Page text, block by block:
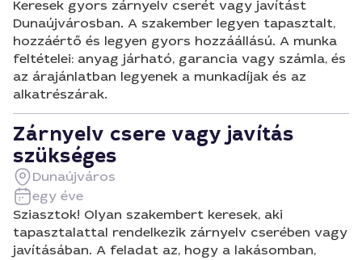
Keresek gyors zárnyelv cserét vagy javítást
Dunaújvárosban. A szakember legyen tapasztalt,
hozzáértő és legyen gyors hozzáállású. A munka
feltételei: anyag járható, garancia vagy számla, és
az árajánlatban legyenek a munkadíjak és az
alkatrészárak.
Zárnyelv csere vagy javítás
szükséges
Dunaújváros
egy éve
Sziasztok! Olyan szakembert keresek, aki
tapasztalattal rendelkezik zárnyelv cserében vagy
javításában. A feladat az, hogy a lakásomban,